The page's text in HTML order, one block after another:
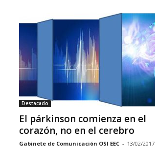
Destacado
El párkinson comienza en el
corazón, no en el cerebro
Gabinete de Comunicación OSI EEC - 13/02/2017